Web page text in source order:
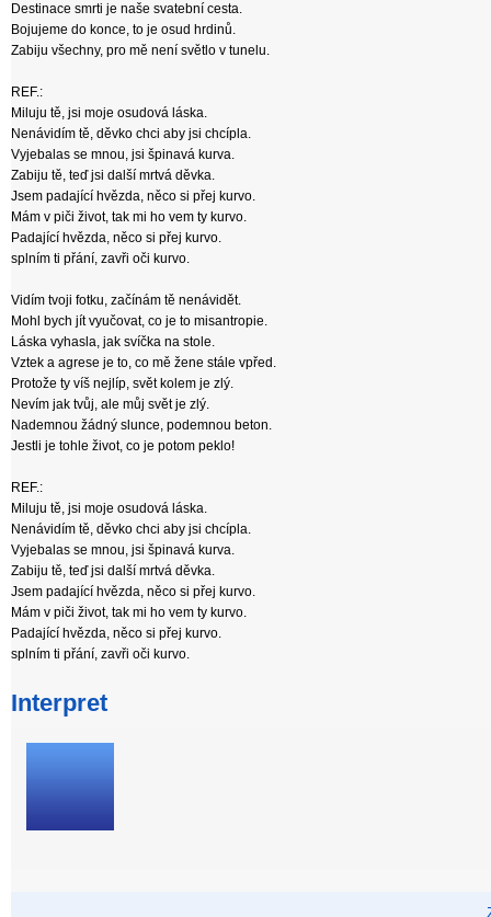
Destinace smrti je naše svatební cesta.
Bojujeme do konce, to je osud hrdinů.
Zabiju všechny, pro mě není světlo v tunelu.
REF.:
Miluju tě, jsi moje osudová láska.
Nenávidím tě, děvko chci aby jsi chcípla.
Vyjebalas se mnou, jsi špinavá kurva.
Zabiju tě, teď jsi další mrtvá děvka.
Jsem padající hvězda, něco si přej kurvo.
Mám v piči život, tak mi ho vem ty kurvo.
Padající hvězda, něco si přej kurvo.
splním ti přání, zavři oči kurvo.
Vidím tvoji fotku, začínám tě nenávidět.
Mohl bych jít vyučovat, co je to misantropie.
Láska vyhasla, jak svíčka na stole.
Vztek a agrese je to, co mě žene stále vpřed.
Protože ty víš nejlíp, svět kolem je zlý.
Nevím jak tvůj, ale můj svět je zlý.
Nademnou žádný slunce, podemnou beton.
Jestli je tohle život, co je potom peklo!
REF.:
Miluju tě, jsi moje osudová láska.
Nenávidím tě, děvko chci aby jsi chcípla.
Vyjebalas se mnou, jsi špinavá kurva.
Zabiju tě, teď jsi další mrtvá děvka.
Jsem padající hvězda, něco si přej kurvo.
Mám v piči život, tak mi ho vem ty kurvo.
Padající hvězda, něco si přej kurvo.
splním ti přání, zavři oči kurvo.
Interpret